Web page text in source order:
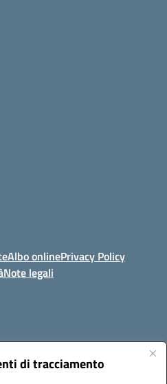
di tracciamento
Albo onlinePrivacy Policy
Note legali